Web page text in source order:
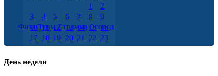
1
2
3
4 5 6 7 8
9
10 11 12 13 14 15 16
17 18 19 20 21 22 23
24 25 26 27 28 29
30 31
Фаза Луны Стрижка Огород
День недели